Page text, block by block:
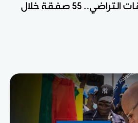
عودة قوية لصفقات التراضي.. 55 صفقة خلال